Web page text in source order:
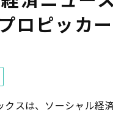
ロピッカ
クスは、ソーシャル経